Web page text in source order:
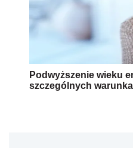
Podwyższenie wieku
szczególnych